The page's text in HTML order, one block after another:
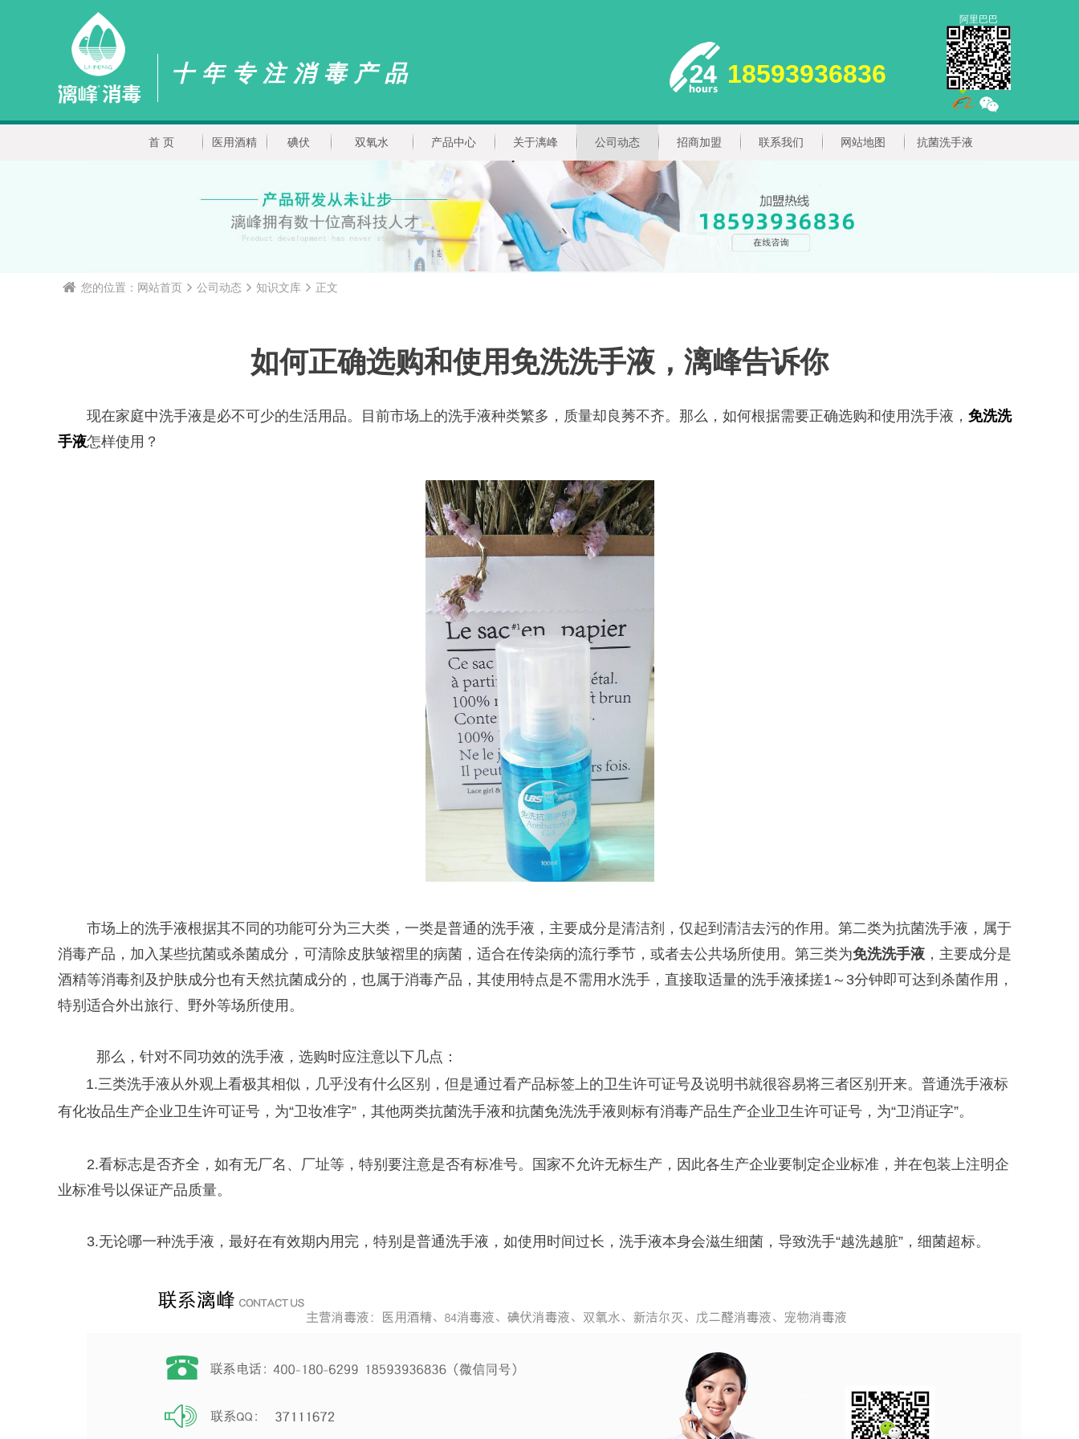
阿里巴巴
18593936836
十年专注消毒产品
首 页 医用酒精 碘伏 双氧水 产品中心 关于漓峰 公司动态 招商加盟 联系我们 网站地图 抗菌洗手液
您的位置： 网站首页 公司动态 知识文库 正文
如何正确选购和使用免洗洗手液，漓峰告诉你
现在家庭中洗手液是必不可少的生活用品。目前市场上的洗手液种类繁多，质量却良莠不齐。那么，如何根据需要正确选购和使用洗手液， 免洗洗
手液怎样使用？
市场上的洗手液根据其不同的功能可分为三大类，一类是普通的洗手液，主要成分是清洁剂，仅起到清洁去污的作用。第二类为抗菌洗手液，属于
消毒产品，加入某些抗菌或杀菌成分，可清除皮肤皱褶里的病菌，适合在传染病的流行季节，或者去公共场所使用。第三类为免洗洗手液 ，主要成分是
酒精等消毒剂及护肤成分也有天然抗菌成分的 ，也属于消毒产品，其使用特点是不需用水洗手，直接取适量的洗手液揉搓1～ 3分钟即可达到杀菌作用，
特别适合外出旅行、野外等场所使用。
那么，针对不同功效的洗手液，选购时应注意以下几点：
1.三类洗手液从外观上看极其相似，几乎没有什么区别，但是通过看产品标签上的卫生许可证号及说明书就很容易将三者区别开来。普通洗手液标
有化妆品生产企业卫生许可证号，为“卫妆准字”，其他两类抗菌洗手液和抗菌免洗洗手液则标有消毒产品生产企业卫生许可证号，为“卫消证字”。
2.看标志是否齐全，如有无厂名、厂址等，特别要注意是否有标准号。国家不允许无标生产，因此各生产企业要制定企业标准，并在包装上注明企
业标准号以保证产品质量。
3.无论哪一种洗手液，最好在有效期内用完，特别是普通洗手液，如使用时间过长，洗手液本身会滋生细菌，导致洗手“越洗越脏”，细菌超标。